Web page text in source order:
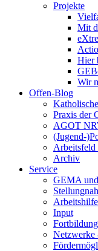
Projekte
Mit
Hier
Wir
Offen-Blog
Praxis der
AGOT
(Jugend-
Arbeitsfeld
Archiv
Service
GEMA
Input
Netzwerke